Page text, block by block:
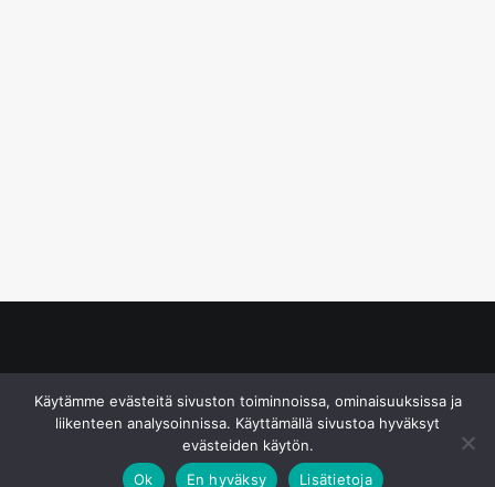
Käytämme evästeitä sivuston toiminnoissa, ominaisuuksissa ja
liikenteen analysoinnissa. Käyttämällä sivustoa hyväksyt
evästeiden käytön.
Ok
En hyväksy Lisätietoja